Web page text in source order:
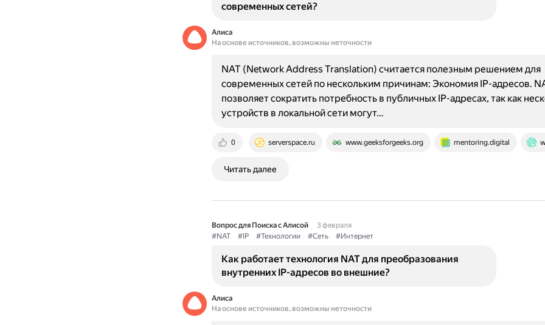
современных сетей?
Алиса
На основе источников, возможны неточности
0 serverspace.ru www.geeksforgeeks.org mentoring.digital
NAT (Network Address Translation) считается полезным решением для
современных сетей по нескольким причинам: Экономия IP-адресов.
позволяет сократить потребность в публичных IP-адресах, так как
устройств в локальной сети могут…
Читать далее
Вопрос для Поиска с Алисой
3 февраля
#NAT
#IP #Технологии #Сеть #Интернет
Как работает технология NAT для преобразования
внутренних IP-адресов во внешние?
Алиса
На основе источников, возможны неточности